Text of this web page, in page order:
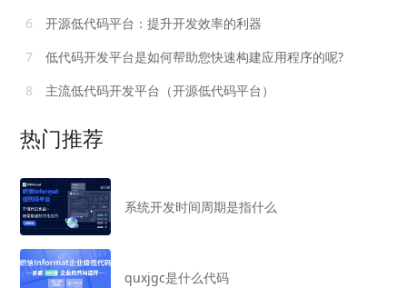
6
开源低代码平台：提升开发效率的利器
7
低代码开发平台是如何帮助您快速构建应用程序的呢?
8
主流低代码开发平台（开源低代码平台）
热门推荐
系统开发时间周期是指什么
quxjgc是什么代码